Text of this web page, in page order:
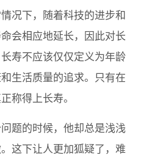
况下，随着科技的进步和
会相应地延长，因此对长
寿不应该仅仅定义为年龄
生活质量的追求。只有在
称得上长寿。
题的时候，他却总是浅浅
这下让人更加狐疑了，难